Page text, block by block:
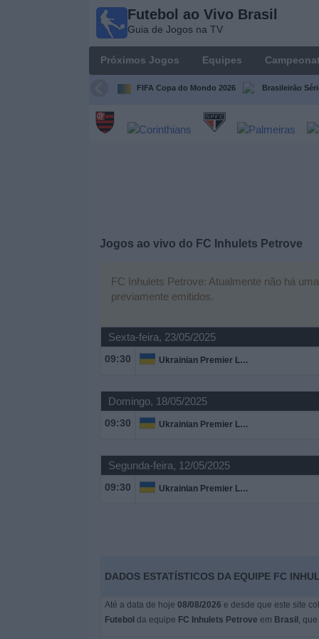
Futebol ao Vivo Brasil
Guia de Jogos na TV
Próximos Jogos Equipes
FIFA Copa do Mondo 2026 Brasileirão
Jogos ao vivo do FC Inhulets Petrove
FC Inhulets Petrove: Atualmente não há
previamente emitidos.
Sexta-feira, 23/05/2025
09:30 Ukrainian Premier League
Domingo, 18/05/2025
09:30 Ukrainian Premier League
Segunda-feira, 12/05/2025
09:30 Ukrainian Premier League
DADOS ESTATÍSTICOS DA EQUIPE FC
Até a data de hoje 08/08/2026 e desde que este site
Futebol da equipe FC Inhulets Petrove em Brasil ,